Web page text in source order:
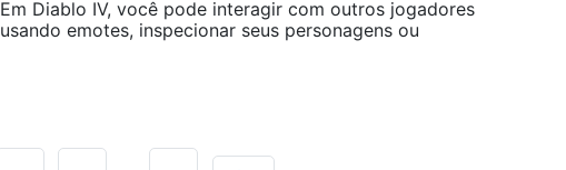
Em Diablo IV, você pode interagir com outros jogadores
usando emotes, inspecionar seus personagens ou